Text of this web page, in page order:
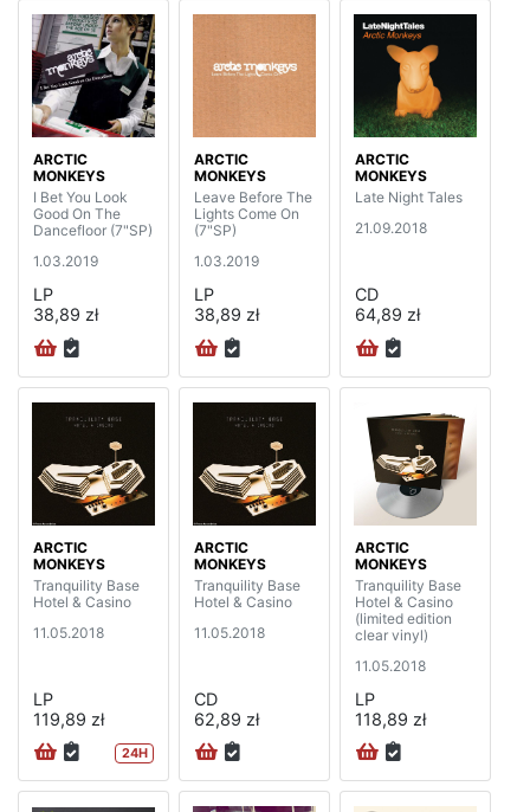
ARCTIC
MONKEYS
I Bet You Look
Good On The
Dancefloor (7"SP)
1.03.2019
LP
38,89 zł
ARCTIC
MONKEYS
Leave Before The
Lights Come On
(7"SP)
1.03.2019
LP
38,89 zł
ARCTIC
MONKEYS
Late Night Tales
21.09.2018
CD
64,89 zł
ARCTIC
MONKEYS
Tranquility Base
Hotel & Casino
11.05.2018
LP
119,89 zł
24H
ARCTIC
MONKEYS
Tranquility Base
Hotel & Casino
11.05.2018
CD
62,89 zł
ARCTIC
MONKEYS
Tranquility Base
Hotel & Casino
(limited edition
clear vinyl)
11.05.2018
LP
118,89 zł